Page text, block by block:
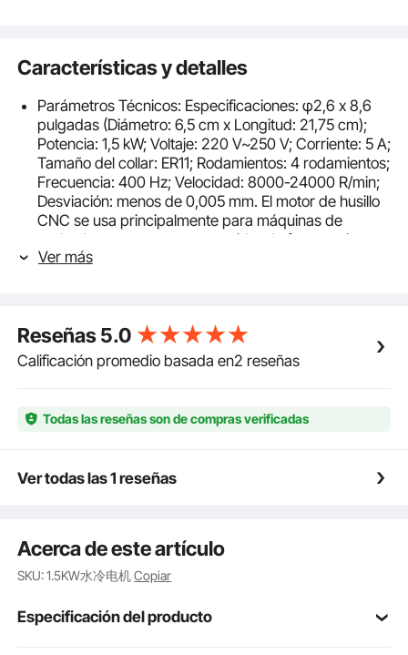
Características y detalles
Parámetros Técnicos: Especificaciones: φ2,6 x 8,6
pulgadas (Diámetro: 6,5 cm x Longitud: 21,75 cm);
Potencia: 1,5 kW; Voltaje: 220 V~250 V; Corriente: 5 A;
Tamaño del collar: ER11; Rodamientos: 4 rodamientos;
Frecuencia: 400 Hz; Velocidad: 8000-24000 R/min;
Desviación: menos de 0,005 mm. El motor de husillo
CNC se usa principalmente para máquinas de
grabado o se usa con convertidor de frecuencia.
Collet Estándar ER11: El collet del husillo cnc está
que aumenta la estabilidad del proceso de trabajo.
La tecnología de equilibrio dinámico puede reducir
eficazmente el ruido durante el uso.
agua adopta cojinetes importados con alta precisión,
precisión y durabilidad. Mejora significativamente la
Bajo Nivel de Ruido y Disipación de Calor: La
tecnología de equilibrio dinámico puede reducir
mejor efecto de disipación de calor para garantizar
un funcionamiento sin problemas.
Mano de Obra Fina: El cuerpo del eje del enrutador
equipado con un rotor de cobre puro. La versión
Ver más
Reseñas5.0
Calificación promedio basada en2 reseñas
Todas las reseñas son de compras verificadas
Ver todas las 1 reseñas
Acerca de este artículo
SKU: 1.5KW水冷电机Copiar
Especificación del producto